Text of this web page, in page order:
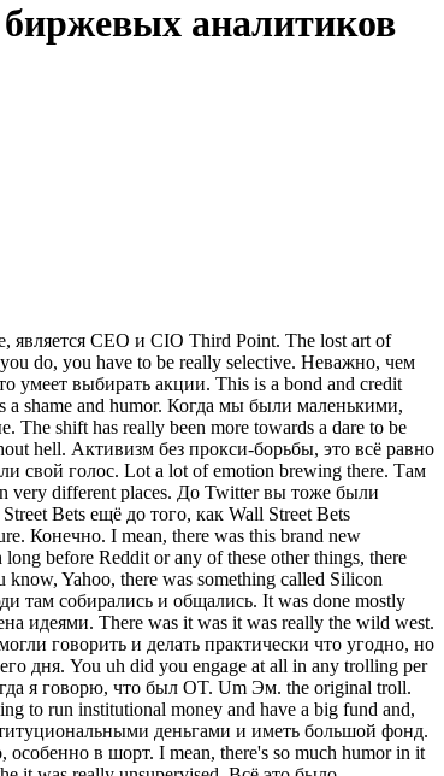
аналитиков
I think the statute of limitations is passed. Думаю, мы нарушали кое-какие законы о ценных бумагах, но срок исковой давности уже истёк. I would trade um options on accidental petroleum and teladine. Я торговал опционами на Occidental Petroleum и Teledyne. there was a lot of volatility and um I think I had flurries of making money and lost all of it a couple of different times but it was a good good lesson. Там было много волатильности, и я думаю, у меня бывали всплески заработка, и я несколько раз всё терял, но это был хороший урок. I continued doing it in college and then um my learning started really formerly at Warberg Pinkis where I really learned to value enterprises as my first job private kind of across the spectrum of private equity and venture capital. Продолжал заниматься этим в университете, а затем настоящее обучение началось в Warburg Pincus, где я по-настоящему научился оценивать компании, это была моя первая работа, охватывавшая весь спектр от прямых инвестиций до венчурного капитала. I worked at a risk arb firm which was really invaluable. Я работал в фирме по рисковому арбитражу, это был бесценный опыт. Uh and then skipping forward I had I had way too many jobs in my 20s. Если перескочить вперёд, у меня было слишком много работ в двадцать с чем-то лет. Uh but I got really serious at Jeffre. Но я по-настоящему взялся за дело в Jefferies. I had a amazing opportunity to work on the distress debt desk there. Мне выпала замечательная возможность работать на деске дистрессовых долгов. I started out as a research analyst and I was just like drinking out of a fire hose. Я начинал как аналитик по исследованиям и буквально пил из пожарного шланга. There was so much activity. Активности было невероятно много. the securities were so cheap coming out of distressed and um it was you know the 10,000 hours 10,000 reps we would write up uh different things every every day there were big blocks of debt to move and I really got that that was my real learning point and you know I stress this to people that you know everyone's kind of sees mentorship as this sort of hierarchical thing where you you know learn from some wise older person but it's I I I learned a ton from my colleagues, from my own cohort, and I learned a ton from my customers, you know, like Eric Mindic was a um boy wonder at Goldman. Бумаги были невероятно дёшевы на выходе из дистресса. Знаете, эти десять тысяч часов, десять тысяч повто